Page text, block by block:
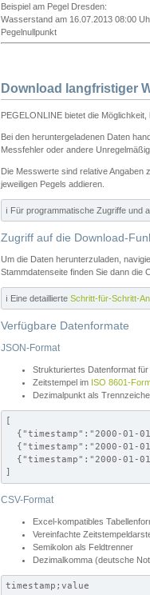
Beispiel am Pegel Dresden:
Wasserstand am 16.07.2013 08:00
Pegelnullpunkt
Download langfristiger
PEGELONLINE bietet die
Bei den heruntergeladenen Daten
Messfehler oder andere
Die Messwerte sind relative Angaben
jeweiligen Pegels addieren.
ℹ️ Für programmatische Zugriffe und
Zugriff auf die Download-
Um die Daten herunterzuladen,
Stammdatenseite finden Sie dann die
ℹ️ Eine detaillierte Schritt-für-Schritt-
Verfügbare Datenformate
JSON-Format
Strukturiertes Datenformat
Zeitstempel im ISO 8601-
Dezimalpunkt als
[
{"timestamp":"2000-01-
{"timestamp":"2000-01-
{"timestamp":"2000-01-
]
CSV-Format
Excel-kompatibles
Vereinfachte
Semikolon als Feldtrenner
Dezimalkomma (deutsche
timestamp;value